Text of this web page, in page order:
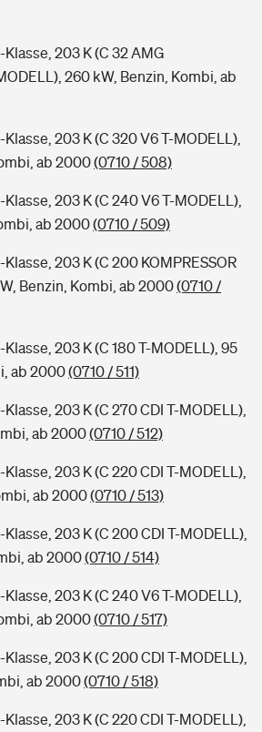
203 K (C 32 AMG
260 kW, Benzin, Kombi, ab
203 K (C 320 V6 T-MODELL),
ab 2000(0710 / 508)
203 K (C 240 V6 T-MODELL),
ab 2000(0710 / 509)
203 K (C 200 KOMPRESSOR
Benzin, Kombi, ab 2000(0710 /
203 K (C 180 T-MODELL), 95
ab 2000(0710 / 511)
203 K (C 270 CDI T-MODELL),
ab 2000(0710 / 512)
203 K (C 220 CDI T-MODELL),
ab 2000(0710 / 513)
203 K (C 200 CDI T-MODELL),
ab 2000(0710 / 514)
203 K (C 240 V6 T-MODELL),
ab 2000(0710 / 517)
203 K (C 200 CDI T-MODELL),
ab 2000(0710 / 518)
203 K (C 220 CDI T-MODELL),